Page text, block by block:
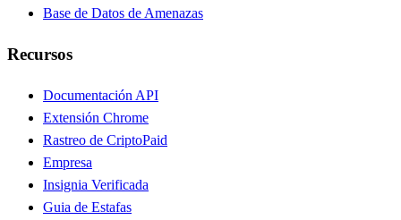
Base de Datos de Amenazas
Recursos
Documentación API
Extensión Chrome
Rastreo de CriptoPaid
Empresa
Insignia Verificada
Guia de Estafas